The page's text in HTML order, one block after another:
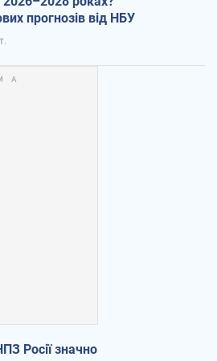
прогнозів від НБУ
Росії значно